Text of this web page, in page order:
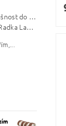
Psí pamlsky Poslušnost do kapsy: Kachna s lososovým olejem 8 mm
Radka Langerová